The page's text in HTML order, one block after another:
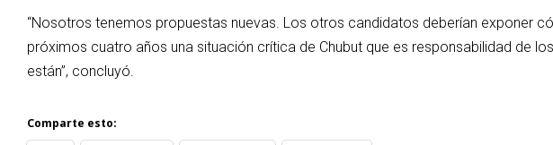
“Nosotros tenemos propuestas nuevas. Los otros candidatos deberían exponer
próximos cuatro años una situación crítica de Chubut que es responsabilidad de
están”, concluyó.
Comparte esto: